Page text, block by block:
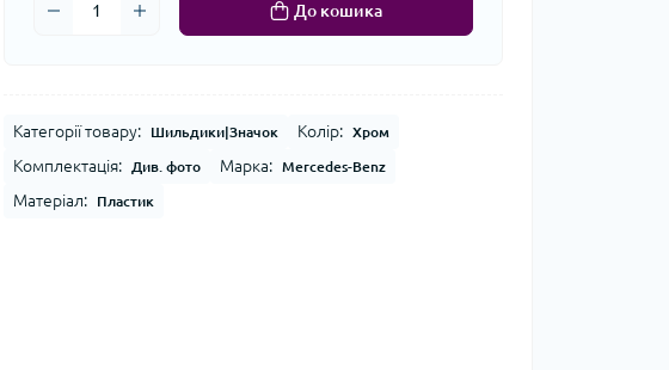
До кошика
Категорії товару: Шильдики|Значок Колір: Хром
Комплектація: Див. фото Марка: Mercedes-Benz
Матеріал: Пластик